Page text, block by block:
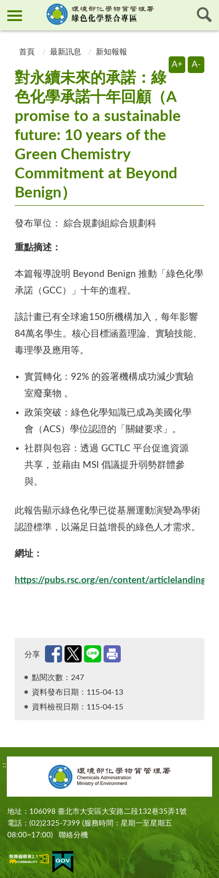
首頁 最新訊息 新知報報
A+ A-
對永續未來的承諾：綠
色化學承諾十年回顧（A
promise to a sustainable
future: 10 years of the
Green Chemistry
Commitment at Beyond
Benign）
發布單位： 綜合規劃組綜合規劃科
重點摘述：
本篇報導說明 Beyond Benign 推動「綠色化學
承諾（GCC）」十年的進程。
該計畫已有全球逾150所機構加入，每年影響
84萬名學生。核心目標涵蓋理論、實驗技能、
毒理學及應用等。
實質轉化：92% 的簽署機構成功減少實驗
室廢棄物 。
政策突破：綠色化學知識已成為美國化學
會（ACS）學位認證的「關鍵要求」。
社群與包容：透過 GCTLC 平台促進資源
共享，並藉由 MSI 倡議提升弱勢群體參
與。
此報告顯示綠色化學已從基層運動演變為學術
認證標準，以滿足日益增長的綠色人才需求。
網址：
https://pubs.rsc.org/en/content/articlelanding/
分享
點閱次數：247
資料發布日期：115-04-13
資料檢視日期：115-04-15
:::
地址：106098 臺北市大安區大安路二段132巷35弄1號
電話：(02)2325-7399 (服務時間：星期一至星期五
08:00~17:00) 聯絡分機